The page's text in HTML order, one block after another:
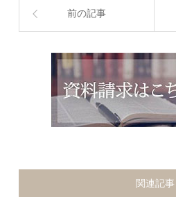
前の記事
関連記事